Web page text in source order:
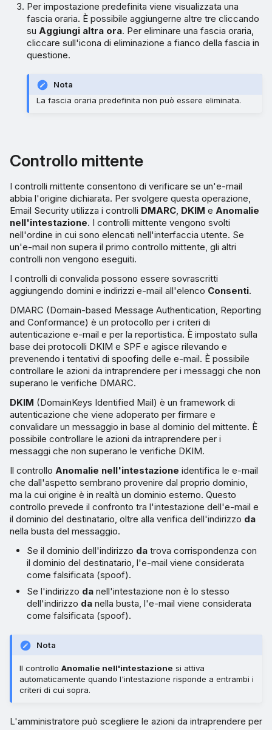
Per impostazione predefinita viene visualizzata una
fascia oraria. È possibile aggiungerne altre tre cliccando
suAggiungi altra ora. Per eliminare una fascia oraria,
cliccare sull'icona di eliminazione a fianco della fascia in
questione.
Nota
La fascia oraria predefinita non può essere eliminata.
Controllo mittente
I controlli mittente consentono di verificare se un'e-mail
abbia l'origine dichiarata. Per svolgere questa operazione,
Email Security utilizza i controlli DMARC DKIM e Anomalie
nell'intestazione. I controlli mittente vengono svolti
nell'ordine in cui sono elencati nell'interfaccia utente. Se
un'e-mail non supera il primo controllo mittente, gli altri
controlli non vengono eseguiti.
I controlli di convalida possono essere sovrascritti
aggiungendo domini e indirizzi e-mail all'elenco Consenti.
DMARC (Domain-based Message Authentication, Reporting
and Conformance) è un protocollo per i criteri di
autenticazione e-mail e per la reportistica. È impostato sulla
base dei protocolli DKIM e SPF e agisce rilevando e
prevenendo i tentativi di spoofing delle e-mail. È possibile
controllare le azioni da intraprendere per i messaggi che non
superano le verifiche DMARC.
DKIM (DomainKeys Identified Mail) è un framework di
autenticazione che viene adoperato per firmare e
convalidare un messaggio in base al dominio del mittente. È
possibile controllare le azioni da intraprendere per i
messaggi che non superano le verifiche DKIM.
Il controllo Anomalie nell'intestazione identifica le e-mail
che dall'aspetto sembrano provenire dal proprio dominio,
ma la cui origine è in realtà un dominio esterno. Questo
controllo prevede il confronto tra l'intestazione dell'e-mail e
il dominio del destinatario, oltre alla verifica dell'indirizzo da
nella busta del messaggio.
Se il dominio dell'indirizzo da trova corrispondenza con
il dominio del destinatario, l'e-mail viene considerata
come falsificata (spoof).
Se l'indirizzo da nell'intestazione non è lo stesso
dell'indirizzo da nella busta, l'e-mail viene considerata
come falsificata (spoof).
Nota
Il controllo Anomalie nell'intestazione si attiva
automaticamente quando l'intestazione risponde a entrambi i
criteri di cui sopra.
L'amministratore può scegliere le azioni da intraprendere per